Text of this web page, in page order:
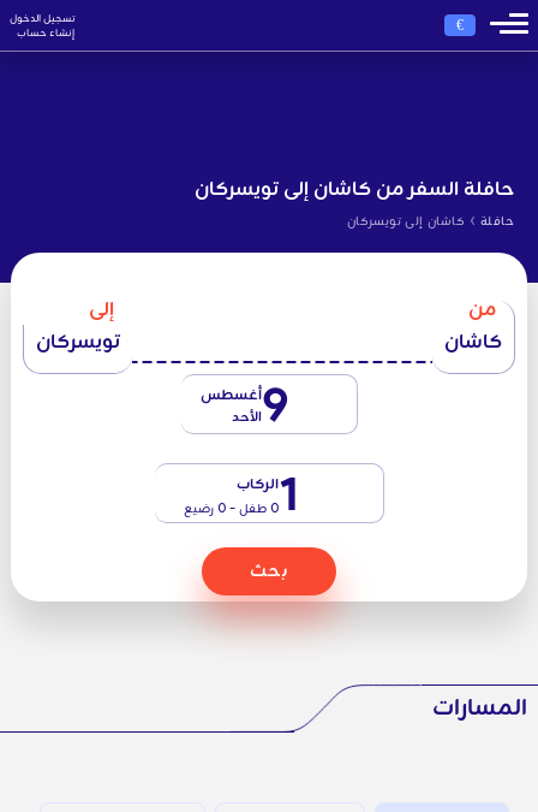
€
تسجيل الدخول
إنشاء حساب
حافلة السفر من كاشان إلى تويسركان
حافلة › كاشان إلى تویسرکان
من
كاشان
إلى
تويسركان
9أغسطس
الأحد
1الركاب
0 طفل - 0 رضيع
بحث
المسارات